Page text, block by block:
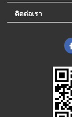
ติดต่อเรา